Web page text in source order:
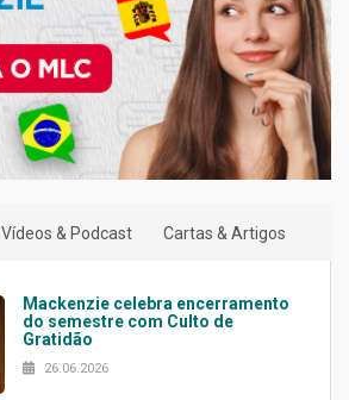
Vídeos & Podcast Cartas & Artigos
Mackenzie celebra encerramento
do semestre com Culto de
Gratidão
26.06.2026